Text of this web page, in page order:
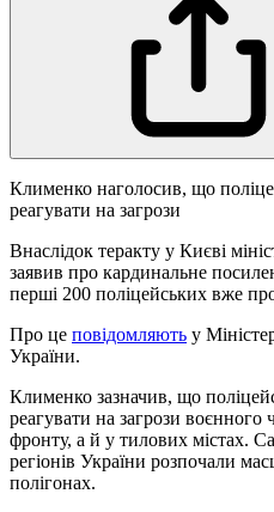
Клименко наголосив, що
реагувати на загрози
Внаслідок теракту у Києві
заявив про кардинальне
перші 200 поліцейських вже
Про це повідомляють у
України.
Клименко зазначив, що
реагувати на загрози воєнного
фронту, а й у тилових містах.
регіонів України розпочали
полігонах.